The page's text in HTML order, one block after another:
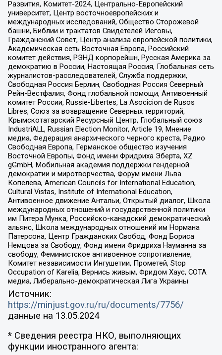
Развития, Комитет-2024, Центрально-Европейский
университет, Центр восточноевропейских и
международных исследований, Общество Сторожевой
башни, Библии и трактатов Свидетелей Иеговы,
Гражданский Совет, Центр анализа европейской политики,
Академическая сеть Восточная Европа, Российский
комитет действия, РЭНД корпорейшн, Русская Америка за
демократию в России, Настоящая Россия, Глобальная сеть
журналистов-расследователей, Служба поддержки,
Свободная Россия Берлин, Свободная Россия Северный
Рейн-Вестфалия, Фонд глобальной помощи, Антивоенный
комитет России, Russie-Libertes, La Asocicion de Rusos
Libres, Союз за возвращение Северных территорий,
Крымскотатарский Ресурсный Центр, Глобальный союз
IndustriALL, Russian Election Monitor, Article 19, Мнение
медиа, Федерация анархического черного креста, Радио
Свободная Европа, Германское общество изучения
Восточной Европы, Фонд имени Фридриха Эберта, XZ
gGmbH, Мобильная академия поддержки гендерной
демократии и миротворчества, Форум имени Льва
Копелева, American Councils for International Education,
Cultural Vistas, Institute of International Education,
Антивоенное движение Антальи, Открытый диалог, Школа
международных отношений и государственной политики
им Питера Мунка, Российско-канадский демократический
альянс, Школа международных отношений им Нормана
Патерсона, Центр Гражданских Свобод, Фонд Бориса
Немцова за Свободу, Фонд имени Фридриха Науманна за
свободу, Феминистское антивоенное сопротивление,
Комитет независимости Ингушетии, Прометей, Stop
Occupation of Karelia, Вернись живым, Фридом Хаус, СОТА
медиа, Либерально-демократическая Лига Украины
Источник:
https://minjust.gov.ru/ru/documents/7756/
данные на 13.05.2024
* Сведения реестра НКО, выполняющих
функции иностранного агента: